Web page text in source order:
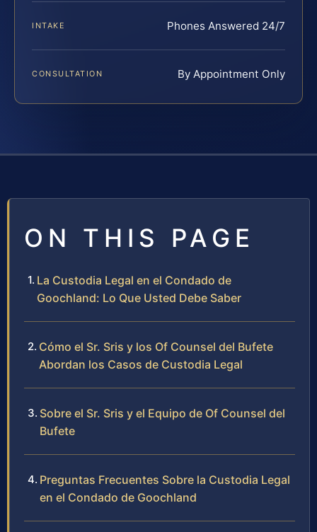
INTAKE Phones Answered 24/7
CONSULTATION By Appointment Only
ON THIS PAGE
La Custodia Legal en el Condado de
Goochland: Lo Que Usted Debe Saber
Cómo el Sr. Sris y los Of Counsel del Bufete
Abordan los Casos de Custodia Legal
Sobre el Sr. Sris y el Equipo de Of Counsel del
Bufete
Preguntas Frecuentes Sobre la Custodia Legal
en el Condado de Goochland